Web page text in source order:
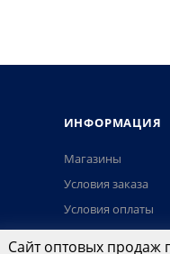
ИНФОРМАЦИЯ
Магазины
Условия заказа
Условия оплаты
Условия доставки
Сайт оптовых продаж